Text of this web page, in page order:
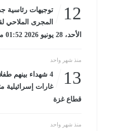
12
توجيهات رئاسية
المجرى الملاحي
الأحد، 28 يونيو 2026 01:52 مـ
منذ شهر واحد
13
غارات إسرائيلية
قطاع غزة
منذ شهر واحد